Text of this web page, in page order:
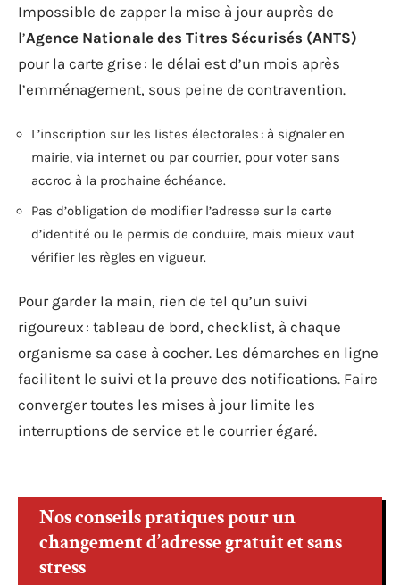
Impossible de zapper la mise à jour auprès de
l’Agence Nationale des Titres Sécurisés (ANTS)
pour la carte grise : le délai est d’un mois après
l’emménagement, sous peine de contravention.
L’inscription sur les listes électorales : à signaler en
mairie, via internet ou par courrier, pour voter sans
accroc à la prochaine échéance.
Pas d’obligation de modifier l’adresse sur la carte
d’identité ou le permis de conduire, mais mieux vaut
vérifier les règles en vigueur.
Pour garder la main, rien de tel qu’un suivi
rigoureux : tableau de bord, checklist, à chaque
organisme sa case à cocher. Les démarches en ligne
facilitent le suivi et la preuve des notifications. Faire
converger toutes les mises à jour limite les
interruptions de service et le courrier égaré.
Nos conseils pratiques pour un
changement d’adresse gratuit et sans
stress